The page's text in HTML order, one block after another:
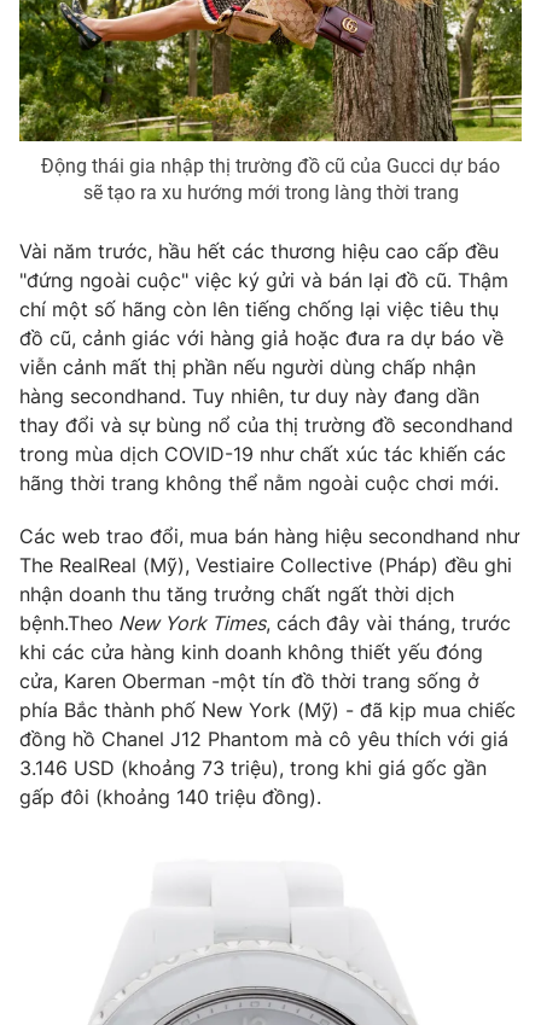
Chuyên mục khác
Emagazine Podcast
Photo Infographic
Shorts video
VTV Money VTV Thể thao
VTV Sức khoẻ Bất động sản
Thị trường 24h Tấm lòng Việt
VTV4 Vươn mình bằng AI
VTV9 VTV8
Liên hệ tòa soạn English
THỜI BÁO VTV
Theo dõi báo trên
Giấy phép hoạt động báo in và báo điện tử số 483/GP-BTTTT
cấp ngày 29/12/2023
Tổng Biên tập:
Vũ Thanh Thủy
Động thái gia nhập thị trường đồ cũ của Gucci dự báo
sẽ tạo ra xu hướng mới trong làng thời trang
Vài năm trước, hầu hết các thương hiệu cao cấp đều
"đứng ngoài cuộc" việc ký gửi và bán lại đồ cũ. Thậm
chí một số hãng còn lên tiếng chống lại việc tiêu thụ
đồ cũ, cảnh giác với hàng giả hoặc đưa ra dự báo về
viễn cảnh mất thị phần nếu người dùng chấp nhận
hàng secondhand. Tuy nhiên, tư duy này đang dần
thay đổi và sự bùng nổ của thị trường đồ secondhand
trong mùa dịch COVID-19 như chất xúc tác khiến các
hãng thời trang không thể nằm ngoài cuộc chơi mới.
Các web trao đổi, mua bán hàng hiệu secondhand như
The RealReal (Mỹ), Vestiaire Collective (Pháp) đều ghi
nhận doanh thu tăng trưởng chất ngất thời dịch
bệnh.Theo New York Times, cách đây vài tháng, trước
khi các cửa hàng kinh doanh không thiết yếu đóng
cửa, Karen Oberman -một tín đồ thời trang sống ở
phía Bắc thành phố New York (Mỹ) - đã kịp mua chiếc
đồng hồ Chanel J12 Phantom mà cô yêu thích với giá
3.146 USD (khoảng 73 triệu), trong khi giá gốc gần
gấp đôi (khoảng 140 triệu đồng).